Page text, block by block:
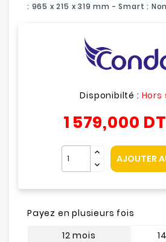
: 965 x 215 x 319 mm - Smart :
Disponibilté : Hors
1 579,000 DT
AJOUTER
Payez en plusieurs fois
12 mois